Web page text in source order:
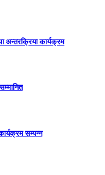
अन्तरक्रिया कार्यक्रम
सम्पन्न